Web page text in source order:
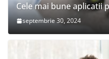
Cele mai bune aplicatii
septembrie 30, 2024